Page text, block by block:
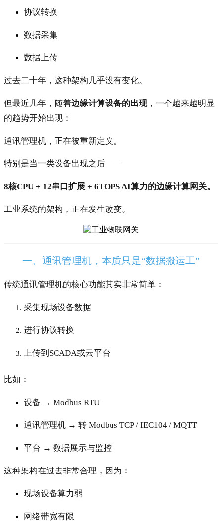
协议转换
数据采集
数据上传
过去二十年，这种架构几乎没有变化。
但最近几年，随着边缘计算设备的出现，一个越来越明显
的趋势开始出现：
通讯管理机，正在被重新定义。
特别是当一类设备出现之后——
8核CPU + 12串口扩展 + 6TOPS AI算力的边缘计算网关。
工业系统的架构，正在发生改变。
一、通讯管理机，本质只是“数据搬运工”
传统通讯管理机的核心功能其实非常简单：
采集现场设备数据
进行协议转换
上传到SCADA或云平台
比如：
设备 → Modbus RTU
通讯管理机 → 转 Modbus TCP / IEC104 / MQTT
平台 → 数据展示与监控
这种架构在过去非常合理，因为：
现场设备算力弱
网络带宽有限